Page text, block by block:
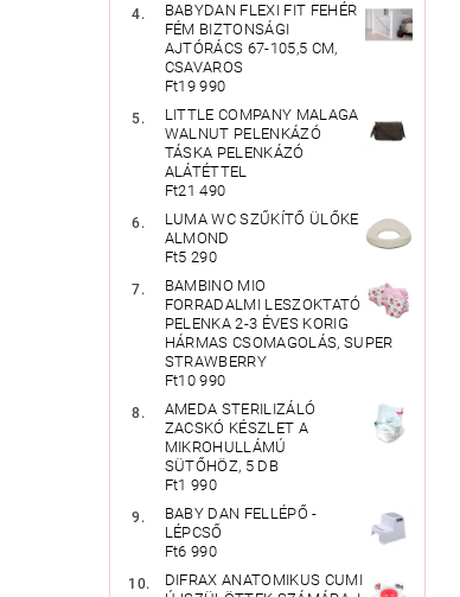
BABYDAN FLEXI FIT FEHÉR
FÉM BIZTONSÁGI
AJTÓRÁCS 67-105,5 CM,
CSAVAROS
Ft19 990
LITTLE COMPANY MALAGA
WALNUT PELENKÁZÓ
TÁSKA PELENKÁZÓ
ALÁTÉTTEL
Ft21 490
LUMA WC SZŰKÍTŐ ÜLŐKE
ALMOND
Ft5 290
BAMBINO MIO
FORRADALMI LESZOKTATÓ
PELENKA 2-3 ÉVES KORIG
HÁRMAS CSOMAGOLÁS, SUPER
STRAWBERRY
Ft10 990
AMEDA STERILIZÁLÓ
ZACSKÓ KÉSZLET A
MIKROHULLÁMÚ
SÜTŐHÖZ, 5 DB
Ft1 990
BABY DAN FELLÉPŐ -
LÉPCSŐ
Ft6 990
DIFRAX ANATOMIKUS CUMI